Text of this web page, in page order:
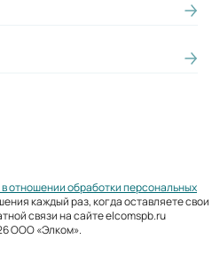
отношении обработки персональных
каждый раз, когда оставляете свои
связи на сайте elcomspb.ru
ООО «Элком».